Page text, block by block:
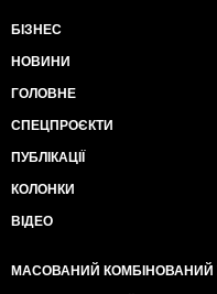
БІЗНЕС
НОВИНИ
ГОЛОВНЕ
СПЕЦПРОЄКТИ
ПУБЛІКАЦІЇ
КОЛОНКИ
ВІДЕО
МАСОВАНИЙ КОМБІНОВАНИЙ